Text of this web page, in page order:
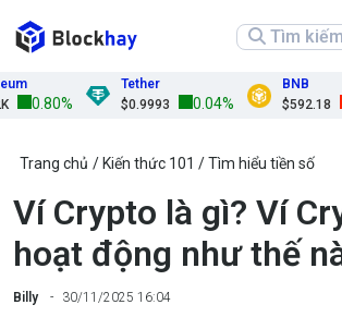
0.80%
Tether
$0.9993
0.04%
BNB
$592.18
Trang chủ Kiến thức 101 Tìm hiểu tiền số
Ví Crypto là gì? Ví
hoạt động như thế
Billy 30/11/2025 16:04